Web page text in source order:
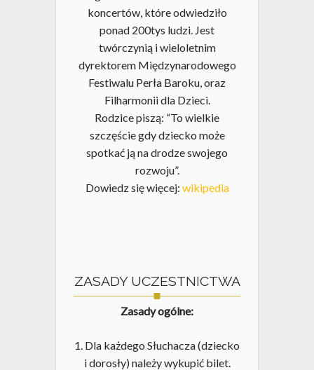
koncertów, które odwiedziło
ponad 200tys ludzi. Jest
twórczynią i wieloletnim
dyrektorem Międzynarodowego
Festiwalu Perła Baroku, oraz
Filharmonii dla Dzieci.
Rodzice piszą: “To wielkie
szczęście gdy dziecko może
spotkać ją na drodze swojego
rozwoju”.
Dowiedz się więcej: wikipedia
ZASADY UCZESTNICTWA
Zasady ogólne:
1. Dla każdego Słuchacza (dziecko
i dorosły) należy wykupić bilet.